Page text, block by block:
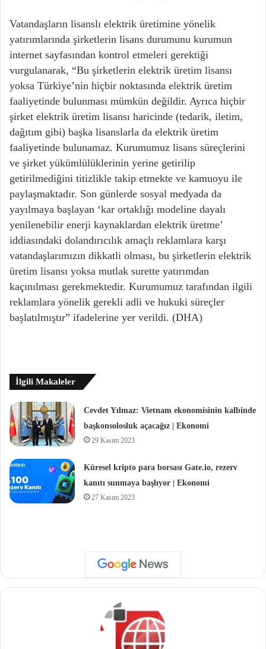
Vatandaşların lisanslı elektrik üretimine yönelik
yatırımlarında şirketlerin lisans durumunu kurumun
internet sayfasından kontrol etmeleri gerektiği
vurgulanarak, “Bu şirketlerin elektrik üretim lisansı
yoksa Türkiye’nin hiçbir noktasında elektrik üretim
faaliyetinde bulunması mümkün değildir. Ayrıca hiçbir
şirket elektrik üretim lisansı haricinde (tedarik, iletim,
dağıtım gibi) başka lisanslarla da elektrik üretim
faaliyetinde bulunamaz. Kurumumuz lisans süreçlerini
ve şirket yükümlülüklerinin yerine getirilip
getirilmediğini titizlikle takip etmekte ve kamuoyu ile
paylaşmaktadır. Son günlerde sosyal medyada da
yayılmaya başlayan ‘kar ortaklığı modeline dayalı
yenilenebilir enerji kaynaklardan elektrik üretme’
iddiasındaki dolandırıcılık amaçlı reklamlara karşı
vatandaşlarımızın dikkatli olması, bu şirketlerin elektrik
üretim lisansı yoksa mutlak surette yatırımdan
kaçınılması gerekmektedir. Kurumumuz tarafından ilgili
reklamlara yönelik gerekli adli ve hukuki süreçler
başlatılmıştır” ifadelerine yer verildi. (DHA)
İlgili Makaleler
Cevdet Yılmaz: Vietnam ekonomisinin kalbinde
başkonsolosluk açacağız | Ekonomi
29 Kasım 2023
Küresel kripto para borsası Gate.io, rezerv
kanıtı sunmaya başlıyor | Ekonomi
27 Kasım 2023